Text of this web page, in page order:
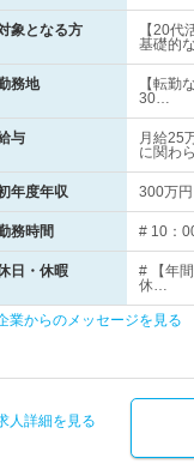
象となる方
【20
基礎的
務地
【転勤
30…
与
月給25
に関わ
年度年収 300万
務時間 # 10：
日・休暇
# 【年
休…
業からのメッセージを見る
人詳細を見る